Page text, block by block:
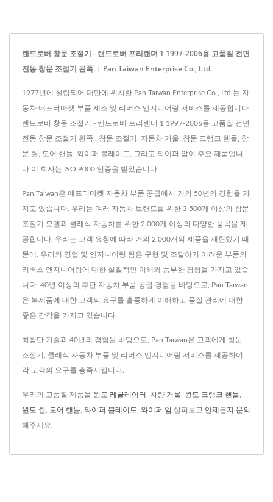
랜드로버 창문 조절기 - 랜드로버 프리랜더 1 1997-2006용 고품질 전면
전동 창문 조절기 왼쪽. | Pan Taiwan Enterprise Co., Ltd.
1977년에 설립되어 대만에 위치한 Pan Taiwan Enterprise Co., Ltd.는 자
동차 애프터마켓 부품 제조 및 리버스 엔지니어링 서비스를 제공합니다.
랜드로버 창문 조절기 - 랜드로버 프리랜더 1 1997-2006용 고품질 전면
전동 창문 조절기 왼쪽., 창문 조절기, 자동차 거울, 창문 크랭크 핸들, 창
문 씰, 도어 핸들, 와이퍼 블레이드, 그리고 와이퍼 암이 주요 제품입니
다.이 회사는 ISO 9000 인증을 받았습니다.
Pan Taiwan은 애프터마켓 자동차 부품 공급에서 거의 50년의 경험을 가
지고 있습니다. 우리는 여러 자동차 브랜드를 위한 3,500개 이상의 창문
조절기 모델과 클래식 자동차를 위한 2,000개 이상의 다양한 품목을 제
공합니다. 우리는 고객 요청에 따라 거의 2,000개의 제품을 재현했기 때
문에, 우리의 영업 및 엔지니어링 팀은 구형 및 조달하기 어려운 부품의
리버스 엔지니어링에 대한 실질적인 이해와 풍부한 경험을 가지고 있습
니다. 40년 이상의 후판 자동차 부품 공급 경험을 바탕으로, Pan Taiwan
은 복제품에 대한 고객의 요구를 훌륭하게 이해하고 품질 관리에 대한
좋은 감각을 가지고 있습니다.
최첨단 기술과 40년의 경험을 바탕으로, Pan Taiwan은 고객에게 창문
조절기, 클래식 자동차 부품 및 리버스 엔지니어링 서비스를 제공하여
각 고객의 요구를 충족시킵니다.
우리의 고품질 제품을 윈도 레귤레이터 차량 거울 윈도 크랭크 핸들
윈도 씰 도어 핸들 와이퍼 블레이드 와이퍼 암 살펴보고 언제든지 문의
해주세요.